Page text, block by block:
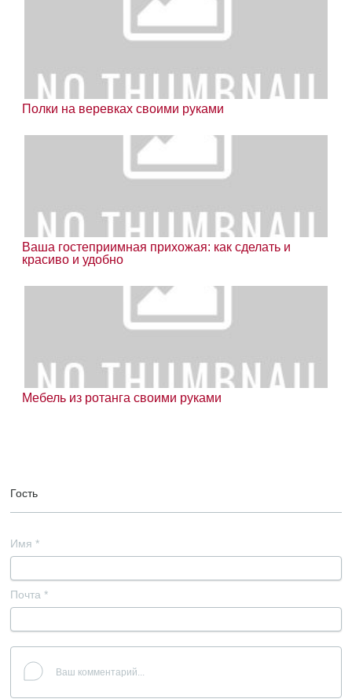
Полки на веревках своими руками
Ваша гостеприимная прихожая: как сделать и
красиво и удобно
Мебель из ротанга своими руками
Гость
Имя *
Почта *